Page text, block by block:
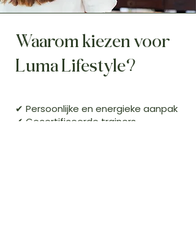
Waarom kiezen voor
Luma Lifestyle?
✔ Persoonlijke en energieke aanpak
✔ Gecertificeerde trainers